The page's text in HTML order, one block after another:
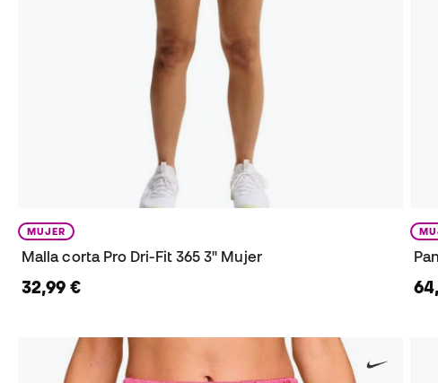
MUJER
Malla corta Pro Dri-Fit 365 3" Mujer
32,99 €